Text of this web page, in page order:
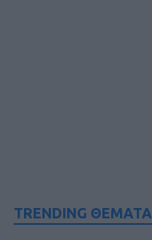
TRENDING ΘΕΜΑΤΑ